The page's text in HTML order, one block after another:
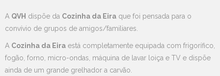
A QVH dispõe da Cozinha da Eira que foi pensada para o
convívio de grupos de amigos/familiares.
A Cozinha da Eira está completamente equipada com frigorífico,
fogão, forno, micro-ondas, máquina de lavar loiça e TV e dispõe
ainda de um grande grelhador a carvão.